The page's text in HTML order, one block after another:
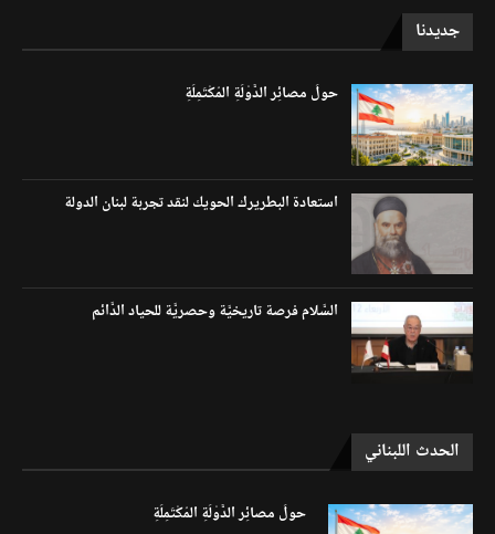
جديدنا
حولَ مصائِر الدَّوْلَةِ المُكْتَمِلَةِ
استعادة البطريرك الحويك لنقد تجربة لبنان الدولة
السَّلام فرصة تاريخيَّة وحصريَّة للحياد الدَّائم
الحدث اللبناني
حولَ مصائِر الدَّوْلَةِ المُكْتَمِلَةِ